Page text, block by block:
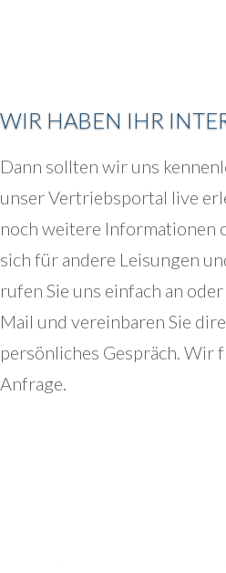
WIR HABEN IHR
Dann sollten wir uns
unser Vertriebsportal live
noch weitere Informationen
sich für andere Leisungen
rufen Sie uns einfach an
Mail und vereinbaren Sie
persönliches Gespräch. Wir
Anfrage.